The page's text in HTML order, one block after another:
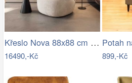
Křeslo Nova 88x88 cm manšestr béžová
16490,-Kč 899,-Kč